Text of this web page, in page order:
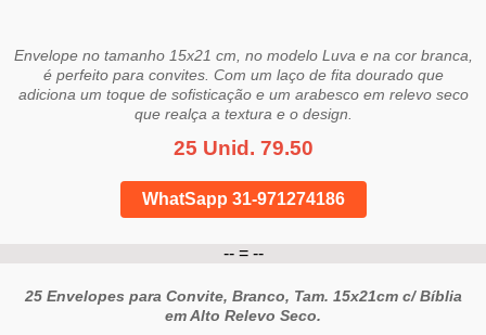
Envelope no tamanho 15x21 cm, no modelo Luva e na cor branca,
é perfeito para convites. Com um laço de fita dourado que
adiciona um toque de sofisticação e um arabesco em relevo seco
que realça a textura e o design.
25 Unid. 79.50
WhatSapp 31-971274186
-- = --
25 Envelopes para Convite, Branco, Tam. 15x21cm c/ Bíblia
em Alto Relevo Seco.